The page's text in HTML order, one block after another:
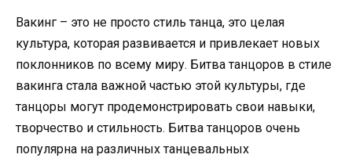
Вакинг – это не просто стиль танца, это целая
культура, которая развивается и привлекает новых
поклонников по всему миру. Битва танцоров в стиле
вакинга стала важной частью этой культуры, где
танцоры могут продемонстрировать свои навыки,
творчество и стильность. Битва танцоров очень
популярна на различных танцевальных